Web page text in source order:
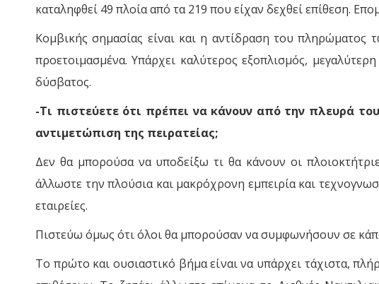
καταληφθεί 49 πλοία από τα 219 που είχαν δεχθεί επίθεση.
Κομβικής σημασίας είναι και η αντίδραση του πληρώματος
προετοιμασμένα. Υπάρχει καλύτερος εξοπλισμός,
δύσβατος.
-Τι πιστεύετε ότι πρέπει να κάνουν από την πλευρά
αντιμετώπιση της πειρατείας;
Δεν θα μπορούσα να υποδείξω τι θα κάνουν οι
άλλωστε την πλούσια και μακρόχρονη εμπειρία και
εταιρείες.
Πιστεύω όμως ότι όλοι θα μπορούσαν να συμφωνήσουν σε
Το πρώτο και ουσιαστικό βήμα είναι να υπάρχει τάχιστα,